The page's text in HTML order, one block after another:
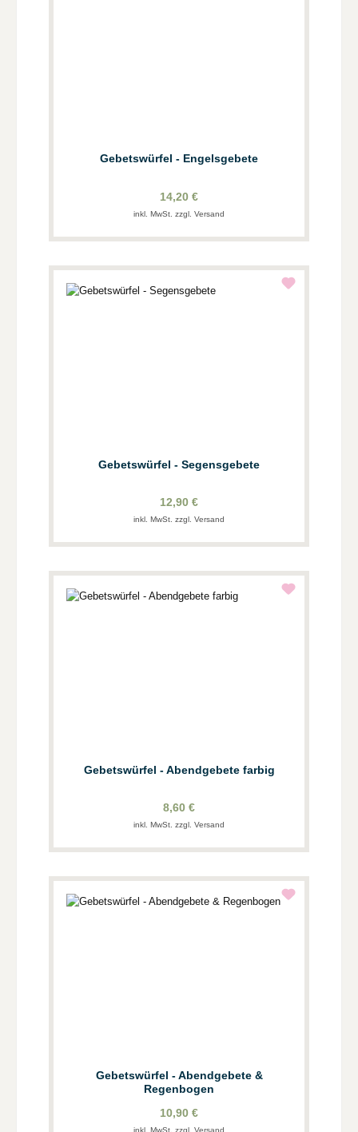
Gebetswürfel - Engelsgebete
14,20 €
inkl. MwSt. zzgl. Versand
Gebetswürfel - Segensgebete
12,90 €
inkl. MwSt. zzgl. Versand
Gebetswürfel - Abendgebete farbig
8,60 €
inkl. MwSt. zzgl. Versand
Gebetswürfel - Abendgebete &
Regenbogen
10,90 €
inkl. MwSt. zzgl. Versand